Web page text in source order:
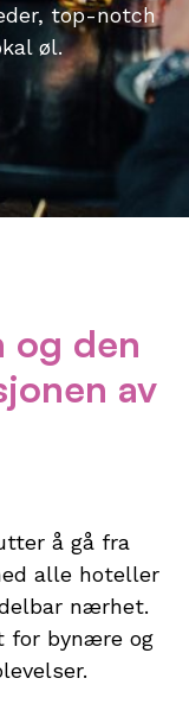
top-notch
øl.
og den
av
å gå fra
alle hoteller
nærhet.
for bynære og